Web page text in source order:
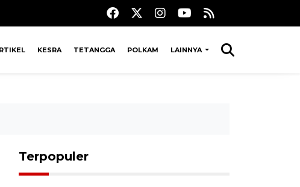
KESRA TETANGGA POLKAM LAINNYA
Terpopuler